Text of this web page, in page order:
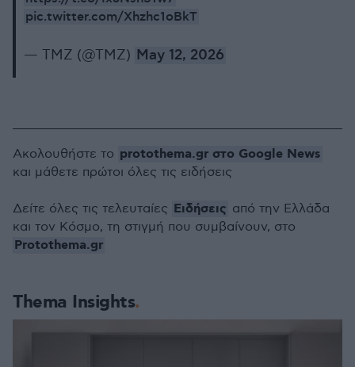
pic.twitter.com/Xhzhc1oBkT
— TMZ (@TMZ) May 12, 2026
Thema Insights
Ακολουθήστε το protothema.gr στο Google News
και μάθετε πρώτοι όλες τις ειδήσεις
Δείτε όλες τις τελευταίες Ειδήσεις από την Ελλάδα
και τον Κόσμο, τη στιγμή που συμβαίνουν, στο
Protothema.gr